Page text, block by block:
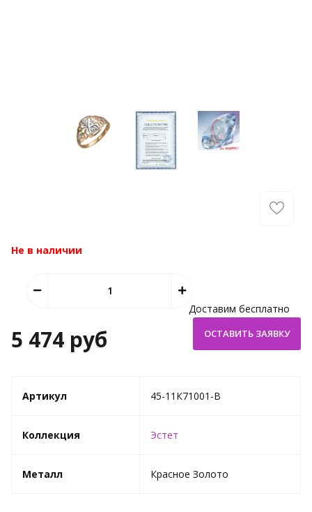
Не в наличии
5 474 руб
Доставим бесплатно
Артикул 45-11К71001-B
Коллекция Эстет
Металл Красное Золото